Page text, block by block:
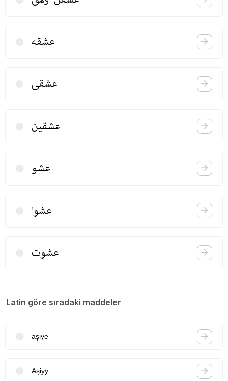
عشقه
عشقی
عشقین
عشو
عشوا
عشوت
Latin göre sıradaki maddeler
aşiye
Aşiyy